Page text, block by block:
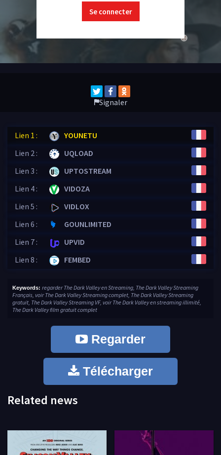
close
Se connecter
Signaler
Lien 1 :
YOUNETU
Lien 2 :
UQLOAD
Lien 3 :
UPTOSTREAM
Lien 4 :
VIDOZA
Lien 5 :
VIDLOX
Lien 6 :
GOUNLIMITED
Lien 7 :
UPVID
Lien 8 :
FEMBED
Keywords: regarder The Dark Valley en Streaming, The Dark Valley Streaming
Français, voir The Dark Valley Streaming complet, The Dark Valley Streaming
gratuit, The Dark Valley Streaming VF, voir The Dark Valley en streaming illimité,
The Dark Valley film gratuit complet
Regarder
Télécharger
Related news